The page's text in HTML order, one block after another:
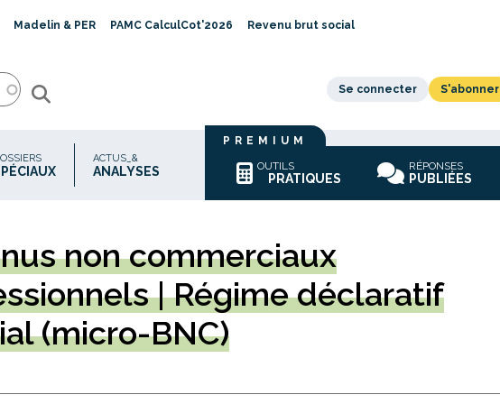
Madelin & PER PAMC CalculCot'2026
Revenu brut social
Se connecter S'abonner
ACTUS_&
ANALYSES
PREMIUM
OUTILS
PRATIQUES
RÉPONSES
PUBLIÉES
non commerciaux
| Régime déclaratif
(micro-BNC)